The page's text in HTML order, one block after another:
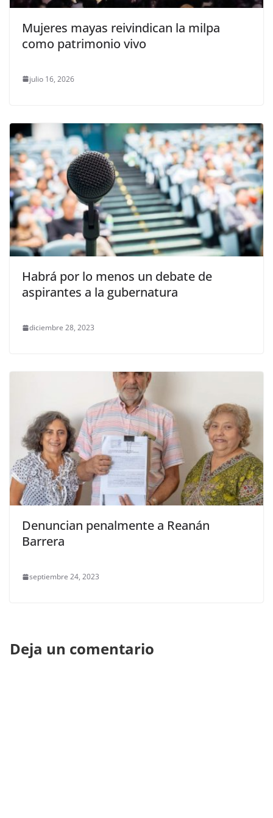
Mujeres mayas reivindican la milpa
como patrimonio vivo
julio 16, 2026
Habrá por lo menos un debate de
aspirantes a la gubernatura
diciembre 28, 2023
Denuncian penalmente a Reanán
Barrera
septiembre 24, 2023
Deja un comentario